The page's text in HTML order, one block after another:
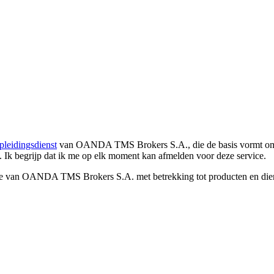
van OANDA TMS Brokers S.A., die de basis vormt
Ik begrijp dat ik me op elk moment kan afmelden voor deze service.
OANDA TMS Brokers S.A. met betrekking tot producten en